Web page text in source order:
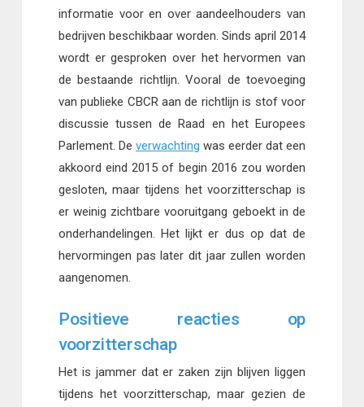
informatie voor en over aandeelhouders van
bedrijven beschikbaar worden. Sinds april 2014
wordt er gesproken over het hervormen van
de bestaande richtlijn. Vooral de toevoeging
van publieke CBCR aan de richtlijn is stof voor
discussie tussen de Raad en het Europees
Parlement. De verwachting was eerder dat een
akkoord eind 2015 of begin 2016 zou worden
gesloten, maar tijdens het voorzitterschap is
er weinig zichtbare vooruitgang geboekt in de
onderhandelingen. Het lijkt er dus op dat de
hervormingen pas later dit jaar zullen worden
aangenomen.
Positieve reacties op
voorzitterschap
Het is jammer dat er zaken zijn blijven liggen
tijdens het voorzitterschap, maar gezien de